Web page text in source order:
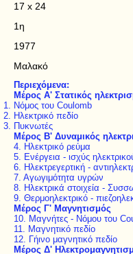
17 x 24
1η
1977
Μαλακό
Περιεχόμενα:
Μέρος Α' Στατικός
Νόμος του Coulomb
Ηλεκτρικό πεδίο
Πυκνωτές
Μέρος Β' Δυναμικός
4. Ηλεκτρικό ρεύμα
5. Ενέργεια - ισχύς
6. Ηλεκτρεγερτική -
7. Αγωγιμότητα υγρών
8. Ηλεκτρικά στοιχεία -
9. Θερμοηλεκτρικό -
Μέρος Γ' Μαγνητισμός
10. Μαγνήτες - Νόμου του
11. Μαγνητικό πεδίο
12. Γήινο μαγνητικό πεδίο
Μέρος Δ'